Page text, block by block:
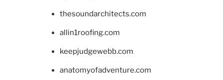
thesoundarchitects.com
allin1roofing.com
keepjudgewebb.com
anatomyofadventure.com